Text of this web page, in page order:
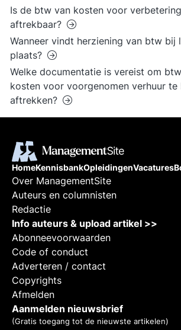
Is de btw van kosten voor
aftrekbaar?
Wanneer vindt herziening van btw bij
plaats?
Welke documentatie is vereist om
kosten voor voorgenomen verhuur te
aftrekken?
HomeKennisbankOpleidingenVacatures
Over ManagementSite
Auteurs en columnisten
Redactie
Info auteurs & upload artikel >>
Abonneevoorwaarden
Code of conduct
Adverteren / contact
Copyrights
Afmelden
Aanmelden nieuwsbrief
(Gratis toegang tot de nieuwste artikelen)